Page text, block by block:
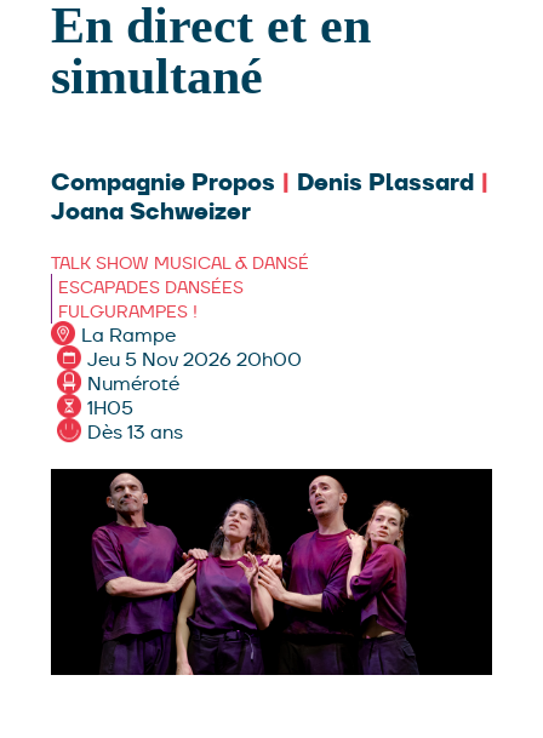
En direct et en
simultané
Compagnie Propos | Denis Plassard |
Joana Schweizer
TALK SHOW MUSICAL & DANSÉ
ESCAPADES DANSÉES
FULGURAMPES !
La Rampe
Jeu 5 Nov 2026 20h00
Numéroté
1H05
Dès 13 ans